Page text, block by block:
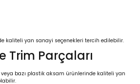
kaliteli yan sanayi seçenekleri tercih edilebilir.
Trim Parçaları
bazı plastik aksam ürünlerinde kaliteli yan